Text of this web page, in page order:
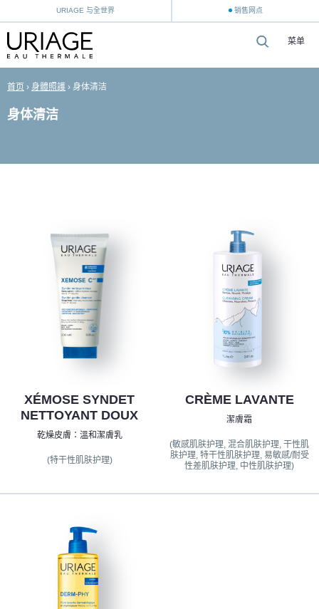
URIAGE 与全世界 销售网点
菜单
首页 › 身體照護 › 身体清洁
身体清洁
XÉMOSE SYNDET
NETTOYANT DOUX
乾燥皮膚：溫和潔膚乳
(特干性肌肤护理)
CRÈME LAVANTE
潔膚霜
(敏感肌肤护理, 混合肌肤护理, 干性肌
肤护理, 特干性肌肤护理, 易敏感/耐受
性差肌肤护理, 中性肌肤护理)